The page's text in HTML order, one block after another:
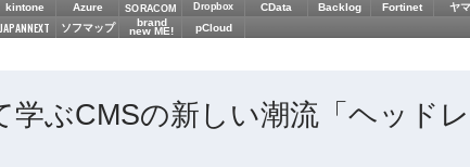
kintone Azure SORACOM Dropbox CData Backlog Fortinet ヤ
JAPANNEXT ソフマップ brand
new ME! pCloud
学ぶCMSの新しい潮流「ヘッド